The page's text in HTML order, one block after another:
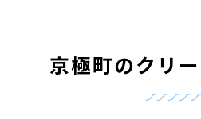
京極町のクリ